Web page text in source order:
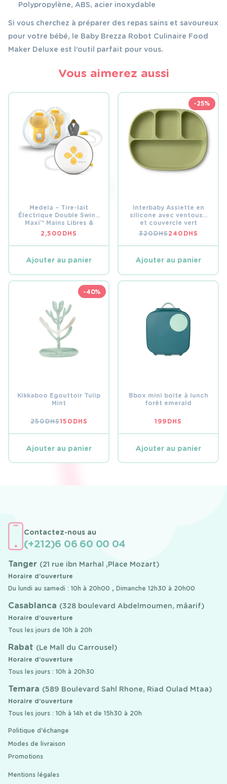
Polypropylène, ABS, acier inoxydable
Si vous cherchez à préparer des repas sains et savoureux
pour votre bébé, le Baby Brezza Robot Culinaire Food
Maker Deluxe est l’outil parfait pour vous.
Vous aimerez aussi
Medela – Tire-lait
Électrique Double Swing
Maxi™ Mains Libres &
Portable
2,500 DHS
Ajouter au panier
-25%
Interbaby Assiette en
silicone avec ventouse
et couvercle vert
320DHSLE
PRIX
ÉTAIT :
240 DHS
LE
PRIX
EST :
Ajouter au panier
-40%
Kikkaboo Egouttoir Tulip
Mint
250DHSLE
PRIX
ÉTAIT :
150 DHS
LE
PRIX
EST :
Ajouter au panier
Bbox mini boîte à lunch
forêt emerald
199 DHS
Ajouter au panier
Contactez-nous au
(+212)6 06 60 00 04
Tanger (21 rue ibn Marhal ,Place Mozart)
Horaire d’ouverture
Du lundi au samedi : 10h à 20h00 , Dimanche 12h30 à 20h00
Casablanca (328 boulevard Abdelmoumen, mâarif)
Horaire d’ouverture
Tous les jours de 10h à 20h
Rabat (Le Mall du Carrousel)
Horaire d’ouverture
Tous les jours : 10h à 20h30
Temara (589 Boulevard Sahl Rhone, Riad Oulad Mtaa)
Horaire d’ouverture
Tous les jours : 10h à 14h et de 15h30 à 20h
Politique d'échange
Modes de livraison
Promotions
Mentions légales